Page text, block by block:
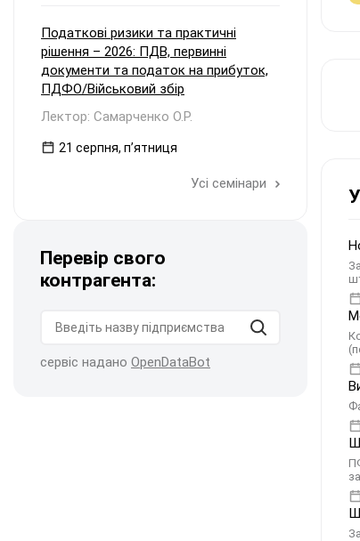
Податкові ризики та практичні
рішення – 2026: ПДВ, первинні
документи та податок на прибуток,
ПДФО/Військовий збір
Лектор: Самарченко О.Р.
21 серпня, пʼятниця
Усі семінари
Перевір свого
контрагента:
сервіс надано OpenDataBot